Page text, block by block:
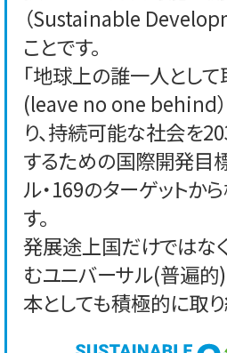
（Sustainable
ことです。
「地球上の誰一人とし
(leave no one behind）
り、持続可能な社会を
するための国際開発目
ル・169のターゲットか
す。
発展途上国だけではな
むユニバーサル(普遍的)
本としても積極的に取り